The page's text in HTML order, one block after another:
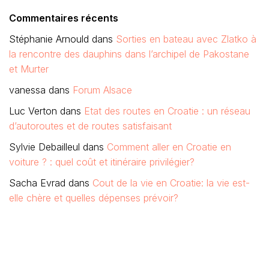
Commentaires récents
Stéphanie Arnould dans Sorties en bateau avec Zlatko à
la rencontre des dauphins dans l’archipel de Pakostane
et Murter
vanessa dans Forum Alsace
Luc Verton dans Etat des routes en Croatie : un réseau
d’autoroutes et de routes satisfaisant
Sylvie Debailleul dans Comment aller en Croatie en
voiture ? : quel coût et itinéraire privilégier?
Sacha Evrad dans Cout de la vie en Croatie: la vie est-
elle chère et quelles dépenses prévoir?